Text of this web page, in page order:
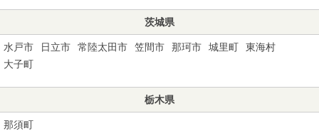
茨城県
水戸市 日立市 常陸太田市 笠間市 那珂市 城里町
東海村
大子町
栃木県
那須町